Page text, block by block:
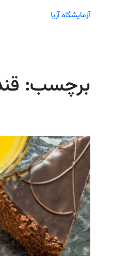
آزمایشگاه آریا
برچسب: